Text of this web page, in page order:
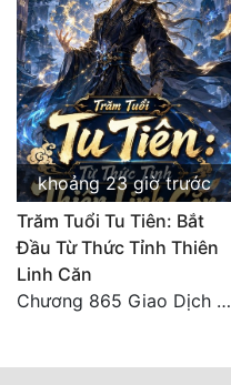
khoảng 23 giờ trước
Trăm Tuổi Tu Tiên: Bắt
Đầu Từ Thức Tỉnh Thiên
Linh Căn
Chương 865 Giao Dịch Chí Cao Tiên Thuật!